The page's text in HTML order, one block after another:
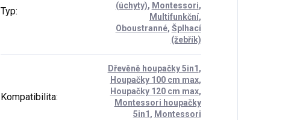
Typ:
(úchyty), Montessori,
Multifunkční,
Oboustranné, Šplhací
(žebřík)
Kompatibilita:
Dřevěně houpačky 5in1 ,
Houpačky 100 cm max,
Houpačky 120 cm max,
Montessori houpačky
5in1 , Montessori